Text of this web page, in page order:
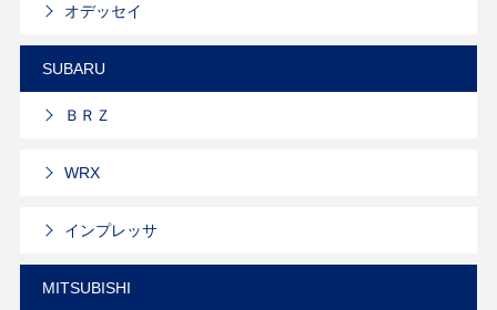
オデッセイ
SUBARU
ＢＲＺ
WRX
インプレッサ
MITSUBISHI